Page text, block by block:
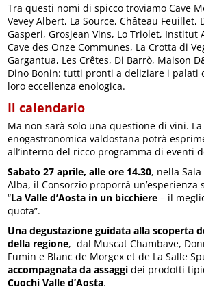
Tra questi nomi di spicco troviamo Cave
Vevey Albert, La Source, Château Feuillet,
Gasperi, Grosjean Vins, Lo Triolet, Institut
Cave des Onze Communes, La Crotta di
Gargantua, Les Crêtes, Di Barrò, Maison
Dino Bonin: tutti pronti a deliziare i palati
loro eccellenza enologica.
Il calendario
Ma non sarà solo una questione di vini.
enogastronomica valdostana potrà
all’interno del ricco programma di eventi
Sabato 27 aprile, alle ore 14.30, nella
Alba, il Consorzio proporrà un’esperienza
“La Valle d’Aosta in un bicchiere – il
quota”.
Una degustazione guidata alla scoperta
della regione, dal Muscat Chambave,
Fumin e Blanc de Morgex et de La Salle
accompagnata da assaggi dei prodotti
Cuochi Valle d’Aosta.